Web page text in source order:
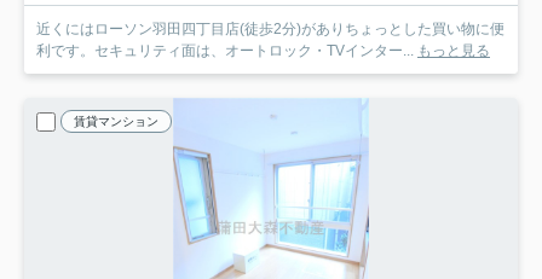
近くにはローソン羽田四丁目店(徒歩2分)がありちょっとした買い物に便
利です。セキュリティ面は、オートロック・TVインター... もっと見る
賃貸マンション